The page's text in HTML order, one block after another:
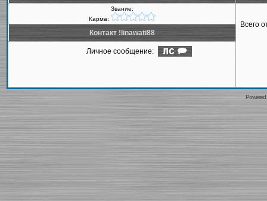
Звание:
Карма:
Всего
Контакт !linawati88
Личное сообщение: